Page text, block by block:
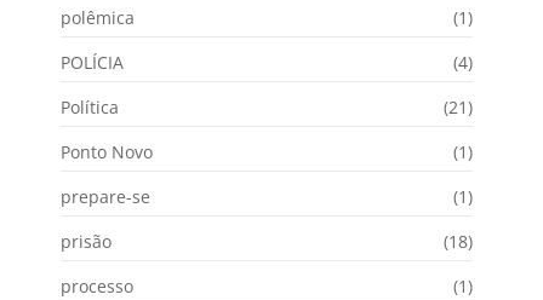
polêmica
(1)
POLÍCIA
(4)
Política
(21)
Ponto Novo
(1)
prepare-se
(1)
prisão
(18)
processo
(1)